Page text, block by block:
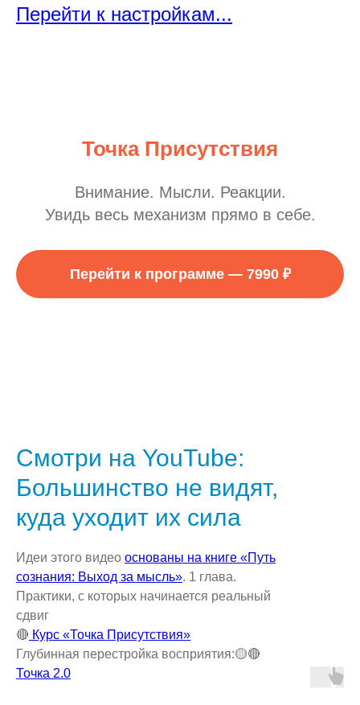
Перейти к настройкам...
Точка Присутствия
Внимание. Мысли. Реакции.
Увидь весь механизм прямо в себе.
Перейти к программе — 7990 ₽
Смотри на YouTube:
Большинство не видят,
куда уходит их сила
Идеи этого видео основаны на книге «Путь
сознания: Выход за мысль». 1 глава.
Практики, с которых начинается реальный
сдвиг
🔴 Курс «Точка Присутствия»
Глубинная перестройка восприятия:🟡🔴
Точка 2.0